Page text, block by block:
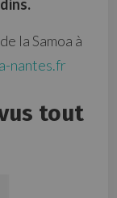
la Samoa à
nantes.fr
tout